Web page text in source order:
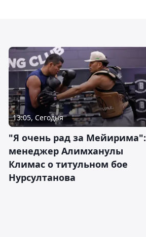
13:05, Сегодня
"Я очень рад за Мейирима":
менеджер Алимханулы
Климас о титульном бое
Нурсултанова